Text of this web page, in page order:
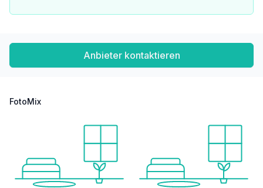
Anbieter kontaktieren
FotoMix